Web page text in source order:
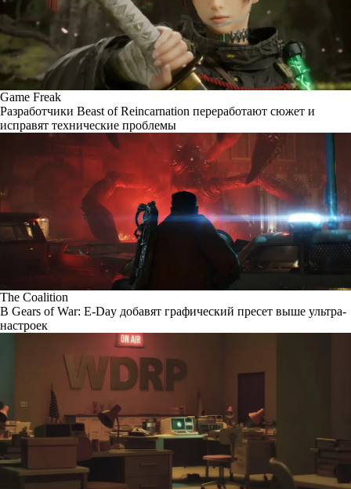
Game Freak
Разработчики Beast of Reincarnation переработают сюжет и
исправят технические проблемы
The Coalition
В Gears of War: E-Day добавят графический пресет выше ультра-
настроек